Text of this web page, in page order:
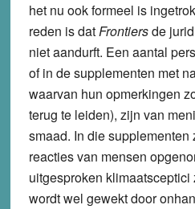
het nu ook formeel is
reden is datFrontiersde
niet aandurft. Een aantal
of in de supplementen met
waarvan hun opmerkingen
terug te leiden), zijn van
smaad. In die
reacties van mensen
uitgesproken
wordt wel gewekt door